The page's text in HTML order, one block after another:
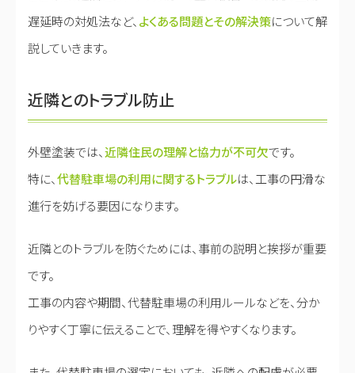
遅延時の対処法など、 よくある問題とその解決策について解
説していきます。
近隣とのトラブル防止
外壁塗装では、近隣住民の理解と協力が不可欠です。
特に、代替駐車場の利用に関するトラブルは、工事の円滑な
進行を妨げる要因になります。
近隣とのトラブルを防ぐためには、事前の説明と挨拶が重要
です。
工事の内容や期間、代替駐車場の利用ルールなどを、分か
りやすく丁寧に伝えることで、理解を得やすくなります。